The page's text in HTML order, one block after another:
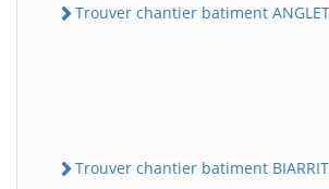
Trouver chantier batiment ANGLET
Trouver chantier batiment